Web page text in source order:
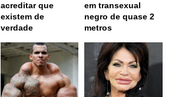
acreditar que
existem de
verdade
em transexual
negro de quase 2
metros